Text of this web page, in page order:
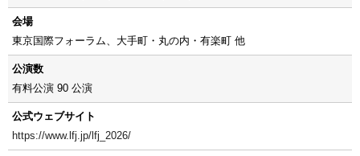
会場
東京国際フォーラム、⼤⼿町・丸の内・有楽町 他
公演数
有料公演 90 公演
公式ウェブサイト
https://www.lfj.jp/lfj_2026/